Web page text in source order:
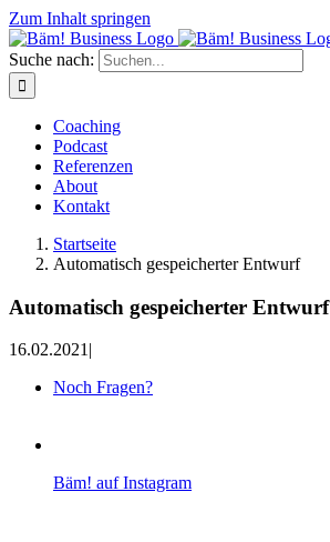
Zum Inhalt springen
Suche nach:
Coaching
Podcast
Referenzen
About
Kontakt
Startseite
Automatisch gespeicherter Entwurf
Automatisch gespeicherter Entwurf
16.02.2021|
Noch Fragen?
Bäm! auf Instagram